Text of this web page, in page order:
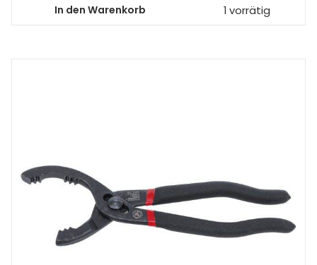
In den Warenkorb 1 vorrätig